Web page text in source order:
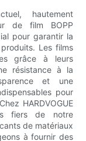
hautement
de film BOPP
pour garantir la
Les films
grâce à leurs
résistance à la
et une
pour
HARDVOGUE
fiers de notre
de matériaux
à fournir des